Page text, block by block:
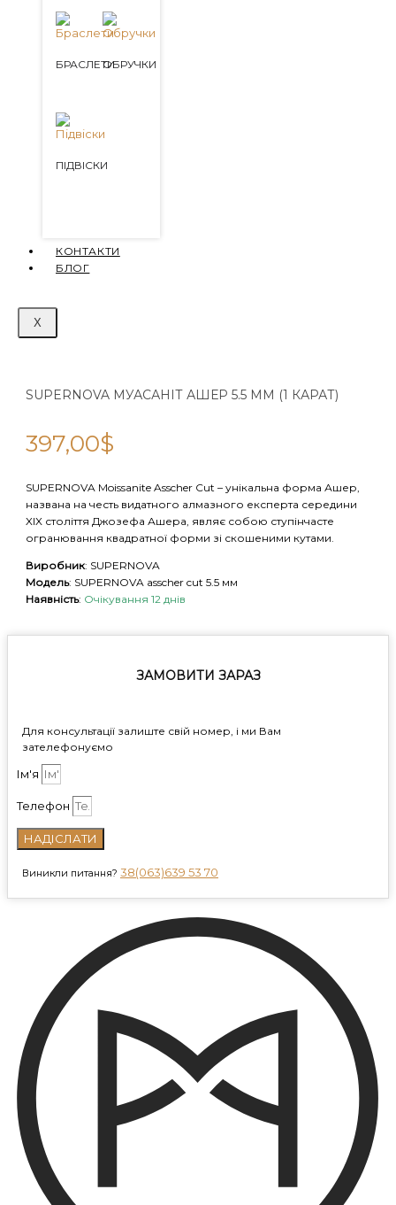
БРАСЛЕТИОБРУЧКИ
ПІДВІСКИ
КОНТАКТИ
БЛОГ
X
SUPERNOVA МУАСАНІТ АШЕР 5.5 ММ (1 КАРАТ)
397,00$
SUPERNOVA Moissanite Asscher Cut – унікальна форма Ашер,
названа на честь видатного алмазного експерта середини
XIX століття Джозефа Ашера, являє собою ступінчасте
огранювання квадратної форми зі скошеними кутами.
Виробник: SUPERNOVA
Модель: SUPERNOVA asscher cut 5.5 мм
Наявність: Очікування 12 днів
ЗАМОВИТИ ЗАРАЗ
Для консультації залиште свій номер, і ми Вам
зателефонуємо
Ім'я
Телефон
НАДІСЛАТИ
Виникли питання? 38(063)639 53 70